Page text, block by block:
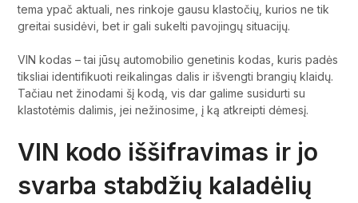
tema ypač aktuali, nes rinkoje gausu klastočių, kurios ne tik
greitai susidėvi, bet ir gali sukelti pavojingų situacijų.
VIN kodas – tai jūsų automobilio genetinis kodas, kuris padės
tiksliai identifikuoti reikalingas dalis ir išvengti brangių klaidų.
Tačiau net žinodami šį kodą, vis dar galime susidurti su
klastotėmis dalimis, jei nežinosime, į ką atkreipti dėmesį.
VIN kodo iššifravimas ir jo
svarba stabdžių kaladėlių